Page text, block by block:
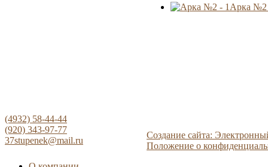
Арка №2
(4932) 58-44-44
(920) 343-97-77
37stupenek@mail.ru
Создание сайта:
Положение о